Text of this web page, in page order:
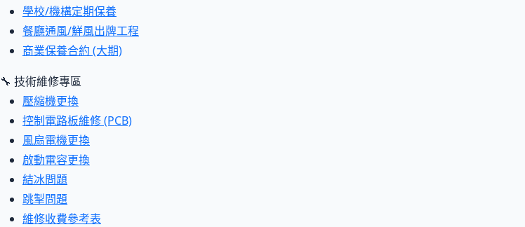
學校/機構定期保養
餐廳通風/鮮風出牌工程
商業保養合約 (大期)
🔧 技術維修專區
壓縮機更換
控制電路板維修 (PCB)
風扇電機更換
啟動電容更換
結冰問題
跳掣問題
維修收費參考表